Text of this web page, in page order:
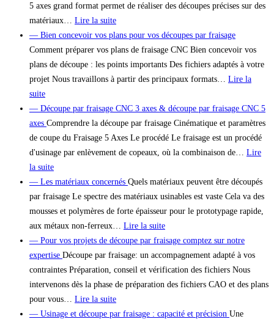
5 axes grand format permet de réaliser des découpes précises sur des
matériaux…
Lire la suite
— Bien concevoir vos plans pour vos découpes par fraisage
Comment préparer vos plans de fraisage CNC Bien concevoir vos
plans de découpe : les points importants Des fichiers adaptés à votre
projet Nous travaillons à partir des principaux formats…
Lire la
suite
— Découpe par fraisage CNC 3 axes & découpe par fraisage CNC 5
axes Comprendre la découpe par fraisage Cinématique et paramètres
de coupe du Fraisage 5 Axes Le procédé Le fraisage est un procédé
d'usinage par enlèvement de copeaux, où la combinaison de…
Lire
la suite
— Les matériaux concernés Quels matériaux peuvent être découpés
par fraisage Le spectre des matériaux usinables est vaste Cela va des
mousses et polymères de forte épaisseur pour le prototypage rapide,
aux métaux non-ferreux…
Lire la suite
— Pour vos projets de découpe par fraisage comptez sur notre
expertise Découpe par fraisage: un accompagnement adapté à vos
contraintes Préparation, conseil et vérification des fichiers Nous
intervenons dès la phase de préparation des fichiers CAO et des plans
pour vous…
Lire la suite
— Usinage et découpe par fraisage : capacité et précision Une